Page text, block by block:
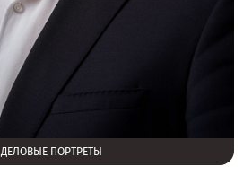
ДЕЛОВЫЕ ПОРТРЕТЫ